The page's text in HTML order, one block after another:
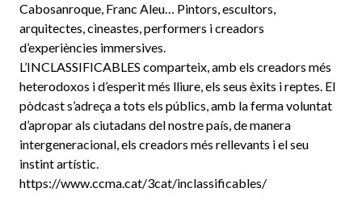
Cabosanroque, Franc Aleu… Pintors, escultors,
arquitectes, cineastes, performers i creadors
d’experiències immersives.
L’INCLASSIFICABLES comparteix, amb els creadors més
heterodoxos i d’esperit més lliure, els seus èxits i reptes. El
pòdcast s’adreça a tots els públics, amb la ferma voluntat
d’apropar als ciutadans del nostre país, de manera
intergeneracional, els creadors més rellevants i el seu
instint artístic.
https://www.ccma.cat/3cat/inclassificables/